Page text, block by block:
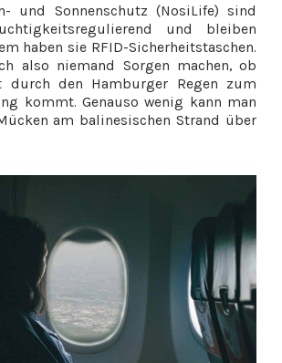
und Sonnenschutz (NosiLife) sind
und bleiben
haben sie RFID-Sicherheitstaschen.
also niemand Sorgen machen, ob
durch den Hamburger Regen zum
kommt. Genauso wenig kann man
am balinesischen Strand über